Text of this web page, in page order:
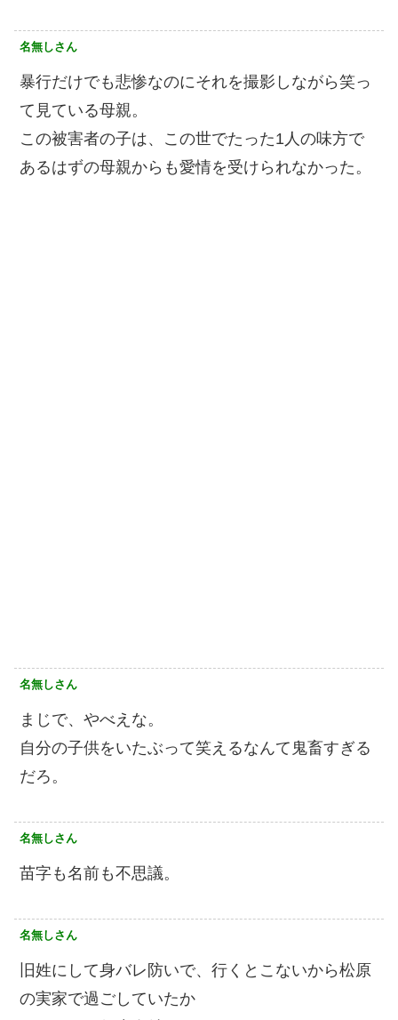
名無しさん
暴行だけでも悲惨なのにそれを撮影しながら笑っ
て見ている母親。
この被害者の子は、この世でたった1人の味方で
あるはずの母親からも愛情を受けられなかった。
名無しさん
まじで、やべえな。
自分の子供をいたぶって笑えるなんて鬼畜すぎる
だろ。
名無しさん
苗字も名前も不思議。
名無しさん
旧姓にして身バレ防いで、行くとこないから松原
の実家で過ごしていたか